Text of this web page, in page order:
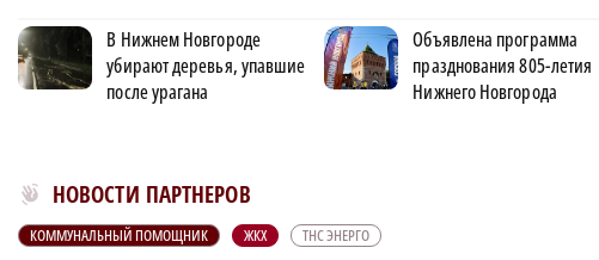
В Нижнем Новгороде
убирают деревья, упавшие
после урагана
Объявлена программа
празднования 805-летия
Нижнего Новгорода
НОВОСТИ ПАРТНЕРОВ
Новости МирТесен
КОММУНАЛЬНЫЙ ПОМОЩНИК ЖКХ ТНС ЭНЕРГО